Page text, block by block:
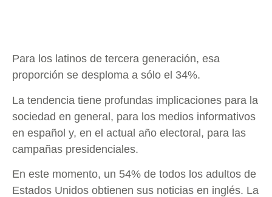
Para los latinos de tercera generación, esa
proporción se desploma a sólo el 34%.
La tendencia tiene profundas implicaciones para la
sociedad en general, para los medios informativos
en español y, en el actual año electoral, para las
campañas presidenciales.
En este momento, un 54% de todos los adultos de
Estados Unidos obtienen sus noticias en inglés. La